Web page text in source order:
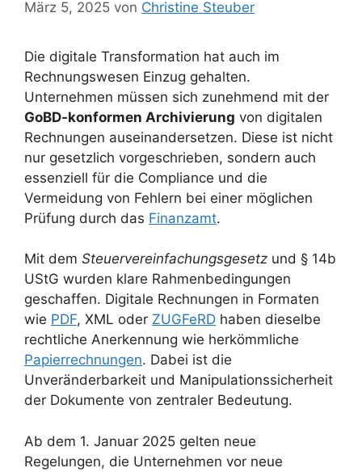
März 5, 2025 von Christine Steuber
Die digitale Transformation hat auch im
Rechnungswesen Einzug gehalten.
Unternehmen müssen sich zunehmend mit der
GoBD-konformen Archivierung von digitalen
Rechnungen auseinandersetzen. Diese ist nicht
nur gesetzlich vorgeschrieben, sondern auch
essenziell für die Compliance und die
Vermeidung von Fehlern bei einer möglichen
Prüfung durch das Finanzamt.
Mit dem Steuervereinfachungsgesetz und § 14b
UStG wurden klare Rahmenbedingungen
geschaffen. Digitale Rechnungen in Formaten
wie PDF, XML oder ZUGFeRD haben dieselbe
rechtliche Anerkennung wie herkömmliche
Papierrechnungen. Dabei ist die
Unveränderbarkeit und Manipulationssicherheit
der Dokumente von zentraler Bedeutung.
Ab dem 1. Januar 2025 gelten neue
Regelungen, die Unternehmen vor neue